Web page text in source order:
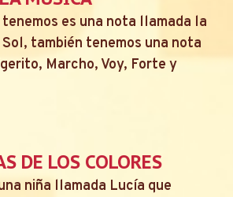
es una nota llamada la
Sol, también tenemos una nota
Marcho, Voy, Forte y
DE LOS COLORES
niña llamada Lucía que